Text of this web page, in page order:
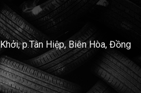
p.Tân Hiệp, Biên Hòa, Đồng